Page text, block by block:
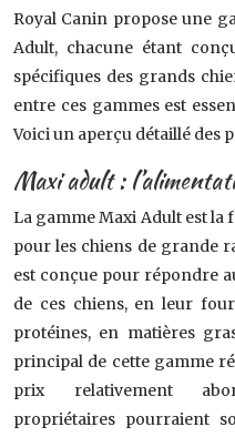
Royal Canin propose une
Adult, chacune étant
spécifiques des grands
entre ces gammes est
Voici un aperçu détaillé des
Maxi adult :
La gamme Maxi Adult est
pour les chiens de grande
est conçue pour répondre
de ces chiens, en leur
protéines, en matières
principal de cette gamme
prix relativement
propriétaires pourraient